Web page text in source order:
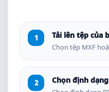
Tải lên tệp của
Chọn tệp MXF
Chọn định